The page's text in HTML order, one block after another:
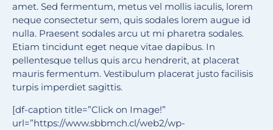
amet. Sed fermentum, metus vel mollis iaculis, lorem
neque consectetur sem, quis sodales lorem augue id
nulla. Praesent sodales arcu ut mi pharetra sodales.
Etiam tincidunt eget neque vitae dapibus. In
pellentesque tellus quis arcu hendrerit, at placerat
mauris fermentum. Vestibulum placerat justo facilisis
turpis imperdiet sagittis.
[df-caption title=”Click on Image!”
url=”https://www.sbbmch.cl/web2/wp-